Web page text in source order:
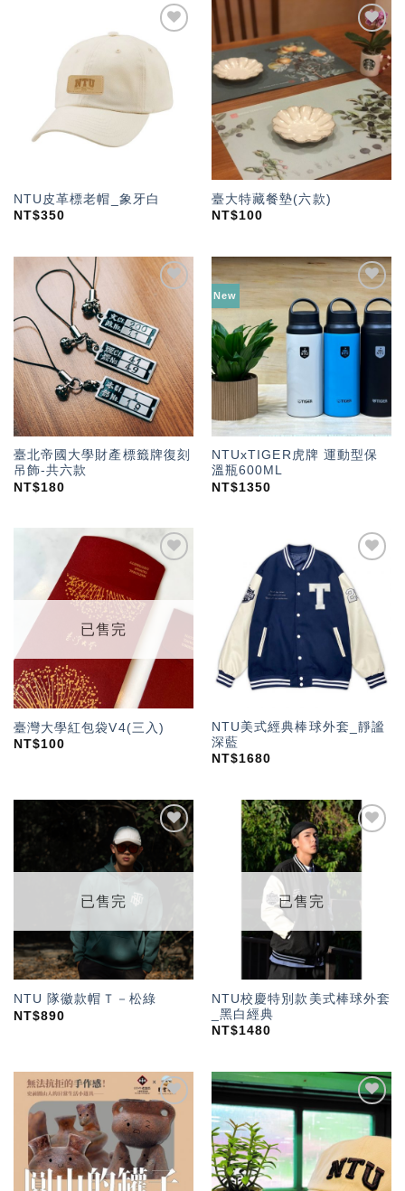
「願
望輕
單」
NTU皮革標老帽_象牙白
NT$350
加入
「願
望輕
單」
臺大特藏餐墊(六款)
NT$100
單」
臺北帝國大學財產標籤牌復刻
吊飾-共六款
NT$180
New
加入
「願
望輕
NTUxTIGER虎牌 運動型保
溫瓶600ML
NT$1350
加入
「願
望輕
單」
已售完
臺灣大學紅包袋V4(三入)
NT$100
望輕
單」
NTU美式經典棒球外套_靜謐
深藍
NT$1680
加入
「願
望輕
已售完
NTU 隊徽款帽Ｔ－松綠
NT$890
加入
望輕
已售完
NTU校慶特別款美式棒球外套
_黑白經典
NT$1480
加入
「願
望輕
單」
加入
「願
望輕